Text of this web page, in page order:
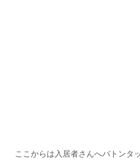
ここからは入居者さんへバトンタ